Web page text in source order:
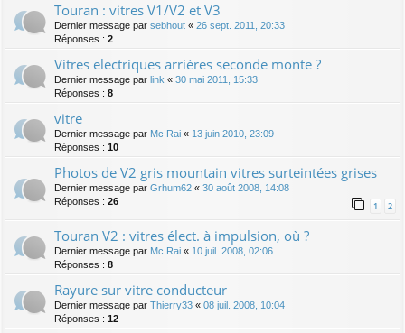
Touran : vitres V1/V2 et V3
Dernier message par sebhout « 26 sept. 2011, 20:33
Réponses : 2
Vitres electriques arrières seconde monte ?
Dernier message par link « 30 mai 2011, 15:33
Réponses : 8
vitre
Dernier message par Mc Rai « 13 juin 2010, 23:09
Réponses : 10
Photos de V2 gris mountain vitres surteintées grises
Dernier message par Grhum62 « 30 août 2008, 14:08
Réponses : 26 1 2
Touran V2 : vitres élect. à impulsion, où ?
Dernier message par Mc Rai « 10 juil. 2008, 02:06
Réponses : 8
Rayure sur vitre conducteur
Dernier message par Thierry33 « 08 juil. 2008, 10:04
Réponses : 12